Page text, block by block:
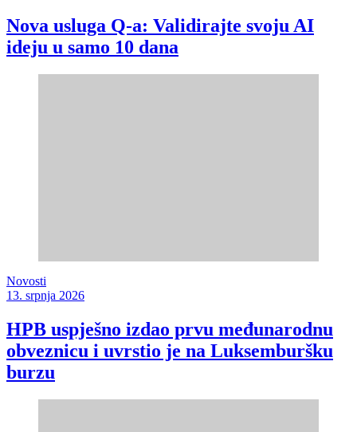
Nova usluga Q-a: Validirajte svoju AI
ideju u samo 10 dana
Novosti
13. srpnja 2026
HPB uspješno izdao prvu međunarodnu
obveznicu i uvrstio je na Luksemburšku
burzu